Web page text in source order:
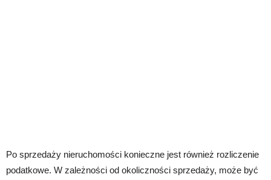
Po sprzedaży nieruchomości konieczne jest również rozliczenie
podatkowe. W zależności od okoliczności sprzedaży, może być